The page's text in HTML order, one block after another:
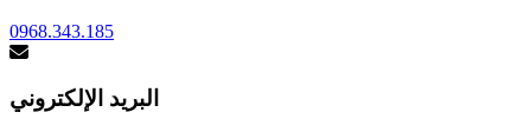
0968.343.185
البريد الإلكتروني